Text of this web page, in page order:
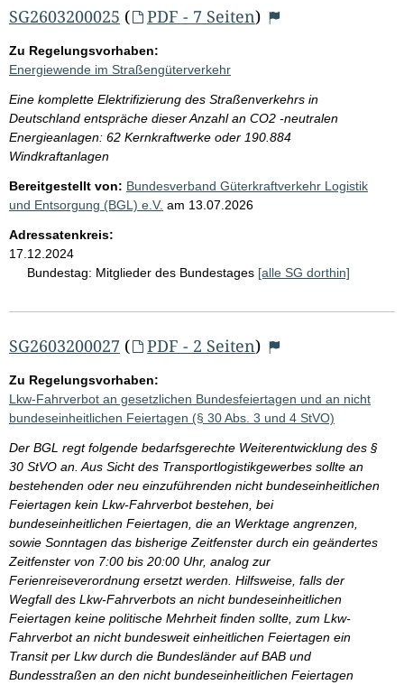
SG2603200025 ( PDF - 7 Seiten)
Zu Regelungsvorhaben:
Energiewende im Straßengüterverkehr
Eine komplette Elektrifizierung des Straßenverkehrs in
Deutschland entspräche dieser Anzahl an CO2 -neutralen
Energieanlagen: 62 Kernkraftwerke oder 190.884
Windkraftanlagen
Bereitgestellt von: Bundesverband Güterkraftverkehr Logistik
und Entsorgung (BGL) e.V. am 13.07.2026
Adressatenkreis:
17.12.2024
Bundestag: Mitglieder des Bundestages [alle SG dorthin]
SG2603200027 ( PDF - 2 Seiten)
Zu Regelungsvorhaben:
Lkw-Fahrverbot an gesetzlichen Bundesfeiertagen und an nicht
bundeseinheitlichen Feiertagen (§ 30 Abs. 3 und 4 StVO)
Der BGL regt folgende bedarfsgerechte Weiterentwicklung des §
30 StVO an. Aus Sicht des Transportlogistikgewerbes sollte an
bestehenden oder neu einzuführenden nicht bundeseinheitlichen
Feiertagen kein Lkw-Fahrverbot bestehen, bei
bundeseinheitlichen Feiertagen, die an Werktage angrenzen,
sowie Sonntagen das bisherige Zeitfenster durch ein geändertes
Zeitfenster von 7:00 bis 20:00 Uhr, analog zur
Ferienreiseverordnung ersetzt werden. Hilfsweise, falls der
Wegfall des Lkw-Fahrverbots an nicht bundeseinheitlichen
Feiertagen keine politische Mehrheit finden sollte, zum Lkw-
Fahrverbot an nicht bundesweit einheitlichen Feiertagen ein
Transit per Lkw durch die Bundesländer auf BAB und
Bundesstraßen an den nicht bundeseinheitlichen Feiertagen